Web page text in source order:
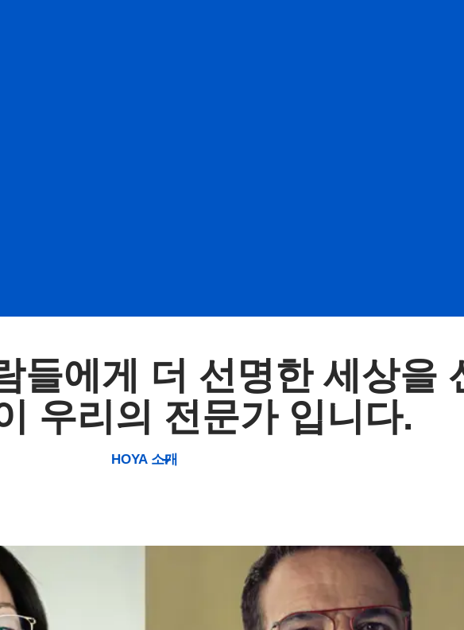
들에게 더 선명한 세상을
우리의 전문가 입니다.
HOYA 소개